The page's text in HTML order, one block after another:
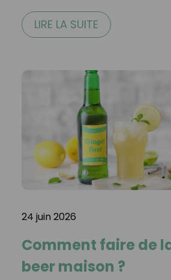
LIRE LA SUITE
24 juin 2026
Comment faire de
beer maison ?